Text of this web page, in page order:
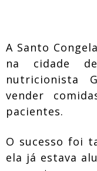
A Santo
na cidade
nutricionista
vender
pacientes.
O sucesso foi
ela já estava